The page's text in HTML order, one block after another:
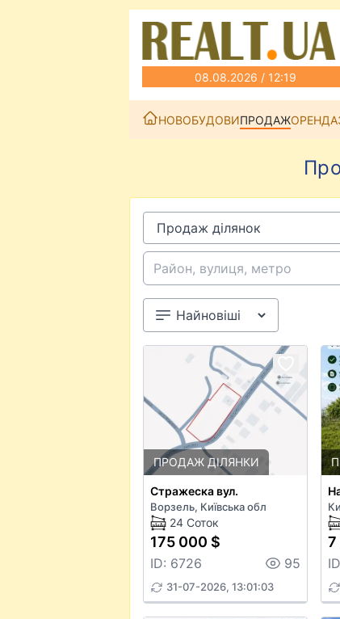
08.08.2026 / 12:19
НОВОБУДОВИПРОДАЖОРЕНДА
ПРОДАЖ ДІЛЯНКИ
Стражеска вул.
Ворзель, Київська обл
24 Соток
175 000 $
ID: 6726 95
31-07-2026, 13:01:03
7